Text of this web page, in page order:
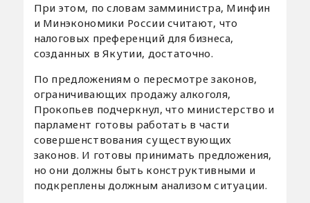
При этом, по словам замминистра, Минфин
и Минэкономики России считают, что
налоговых преференций для бизнеса,
созданных в Якутии, достаточно.
По предложениям о пересмотре законов,
ограничивающих продажу алкоголя,
Прокопьев подчеркнул, что министерство и
парламент готовы работать в части
совершенствования существующих
законов. И готовы принимать предложения,
но они должны быть конструктивными и
подкреплены должным анализом ситуации.